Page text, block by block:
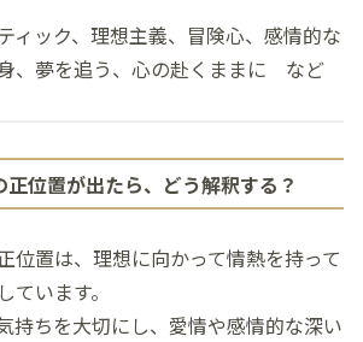
ィック、理想主義、冒険心、感情的な
、夢を追う、心の赴くままに など
位置が出たら、どう解釈する？
位置は、理想に向かって情熱を持って
います。
持ちを大切にし、愛情や感情的な深い